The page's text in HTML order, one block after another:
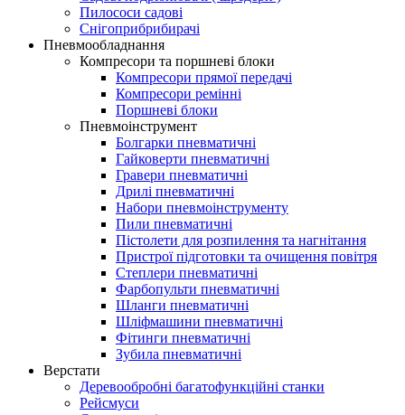
Пилососи садові
Снігоприбрибирачі
Пневмообладнання
Компресори та поршневі блоки
Компресори прямої передачі
Компресори ремінні
Поршневі блоки
Пневмоінструмент
Болгарки пневматичні
Гайковерти пневматичні
Гравери пневматичні
Дрилі пневматичні
Набори пневмоінструменту
Пили пневматичні
Пістолети для розпилення та нагнітання
Пристрої підготовки та очищення повітря
Степлери пневматичні
Фарбопульти пневматичні
Шланги пневматичні
Шліфмашини пневматичні
Фітинги пневматичні
Зубила пневматичні
Верстати
Деревообробні багатофункційні станки
Рейсмуси